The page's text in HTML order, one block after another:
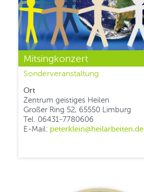
Mitsingkonzert
Sonderveranstaltung
Ort
Zentrum geistiges Heilen
Großer Ring 52, 65550 Limburg
Tel. 06431-7780606
E-Mail: peterklein@heilarbeiten.de